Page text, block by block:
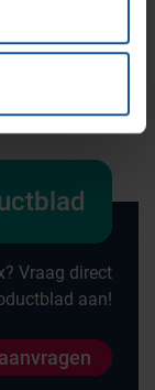
Vraag direct
aan!